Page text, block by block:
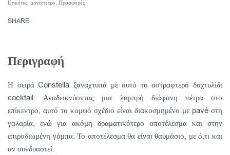
Ετικέτες: μονοπετρο, Προσφορές
SHARE
Περιγραφή
Η σειρά Constella ξαναχτυπά με αυτό το αστραφτερό δαχτυλίδι
cocktail. Αναδεικνύοντας μια λαμπρή διάφανη πέτρα στο
επίκεντρο, αυτό το κομψό σχέδιο είναι διακοσμημένο με pavé στη
γαλαρία, ενώ για ακόμη δραματικότερο αποτέλεσμα και στην
επιροδιωμένη γάμπα. Το αποτέλεσμα θα είναι θαυμάσιο, με ό,τι και
αν συνδυαστεί.